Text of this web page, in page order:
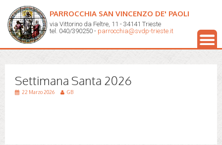
PARROCCHIA SAN VINCENZO DE' PAOLI
via Vittorino da Feltre, 11 - 34141 Trieste
tel. 040/390250 - parrocchia@svdp-trieste.it
Settimana Santa 2026
22 Marzo 2026 GB